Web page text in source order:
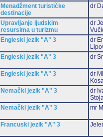
Menadžment turističke
destinacije
dr
Upravljanje ljudskim
resursima u turizmu
dr
Engleski jezik "A" 3
dr
Engleski jezik "A" 3 dr
Engleski jezik "A" 3
dr
Nemački jezik "A" 3
dr
Nemački jezik "A" 3 mr
Francuski jezik "A" 3